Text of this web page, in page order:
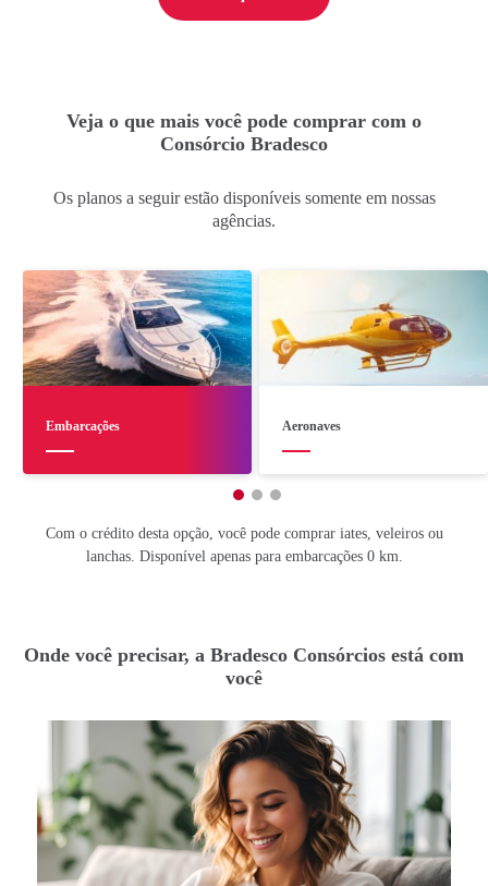
Veja o que mais você pode comprar com o
Consórcio Bradesco
Os planos a seguir estão disponíveis somente em nossas
agências.
Embarcações Aeronaves
Com o crédito desta opção, você pode comprar iates, veleiros ou
lanchas. Disponível apenas para embarcações 0 km.
Onde você precisar, a Bradesco Consórcios está com
você